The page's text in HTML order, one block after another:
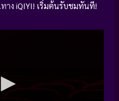
าง iQIYI! เริ่มต้นรับชมทันที!